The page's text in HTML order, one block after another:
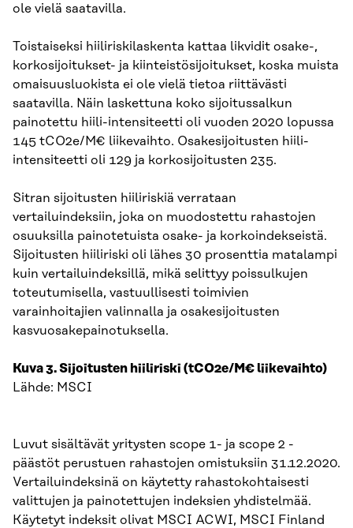
ole vielä saatavilla.
Toistaiseksi hiiliriskilaskenta kattaa likvidit osake-,
korkosijoitukset- ja kiinteistösijoitukset, koska muista
omaisuusluokista ei ole vielä tietoa riittävästi
saatavilla. Näin laskettuna koko sijoitussalkun
painotettu hiili-intensiteetti oli vuoden 2020 lopussa
145 tCO2e/M€ liikevaihto. Osakesijoitusten hiili-
intensiteetti oli 129 ja korkosijoitusten 235.
Sitran sijoitusten hiiliriskiä verrataan
vertailuindeksiin, joka on muodostettu rahastojen
osuuksilla painotetuista osake- ja korkoindekseistä.
Sijoitusten hiiliriski oli lähes 30 prosenttia matalampi
kuin vertailuindeksillä, mikä selittyy poissulkujen
toteutumisella, vastuullisesti toimivien
varainhoitajien valinnalla ja osakesijoitusten
kasvuosakepainotuksella.
Kuva 3. Sijoitusten hiiliriski (tCO2e/M€ liikevaihto)
Lähde: MSCI
Luvut sisältävät yritysten scope 1- ja scope 2 -
päästöt perustuen rahastojen omistuksiin 31.12.2020.
Vertailuindeksinä on käytetty rahastokohtaisesti
valittujen ja painotettujen indeksien yhdistelmää.
Käytetyt indeksit olivat MSCI ACWI, MSCI Finland